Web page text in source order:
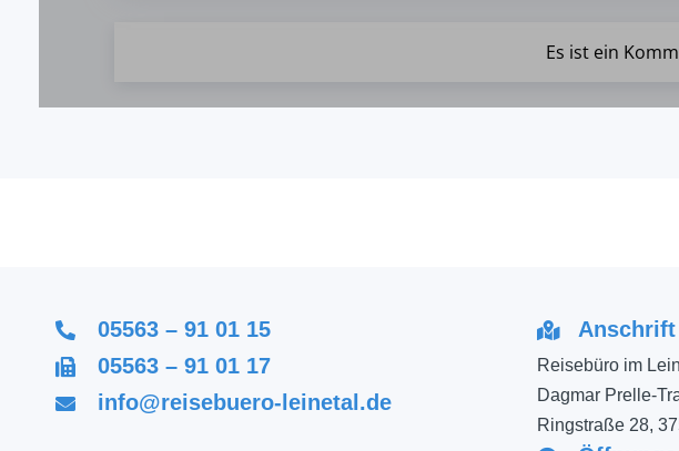
05563 – 91 01 15
05563 – 91 01 17
info@reisebuero-leinetal.de
Anschrift
Reisebüro im
Dagmar Prelle-
Ringstraße 28,